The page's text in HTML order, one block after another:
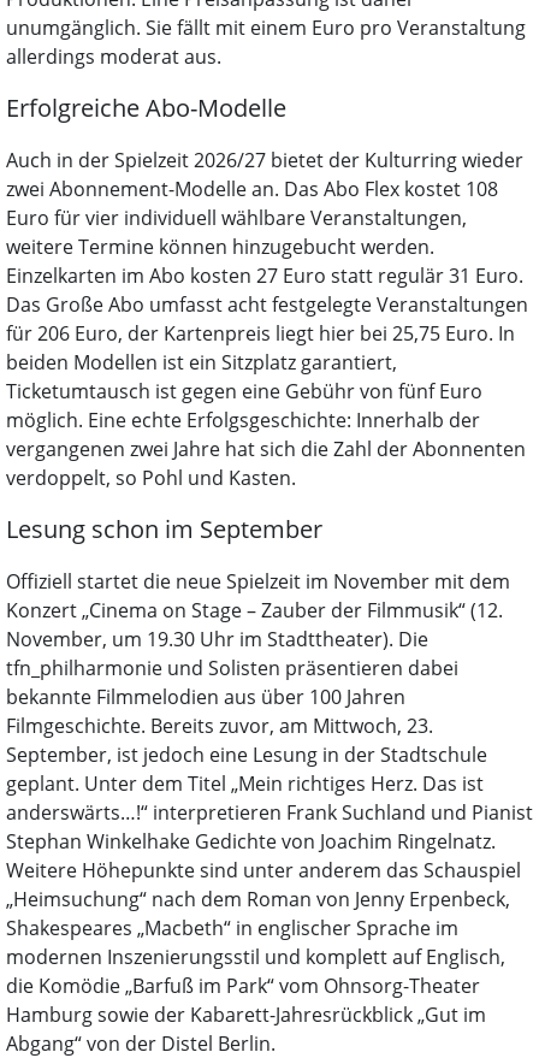
unumgänglich. Sie fällt mit einem Euro pro Veranstaltung
allerdings moderat aus.
Erfolgreiche Abo-Modelle
Auch in der Spielzeit 2026/27 bietet der Kulturring wieder
zwei Abonnement-Modelle an. Das Abo Flex kostet 108
Euro für vier individuell wählbare Veranstaltungen,
weitere Termine können hinzugebucht werden.
Einzelkarten im Abo kosten 27 Euro statt regulär 31 Euro.
Das Große Abo umfasst acht festgelegte Veranstaltungen
für 206 Euro, der Kartenpreis liegt hier bei 25,75 Euro. In
beiden Modellen ist ein Sitzplatz garantiert,
Ticketumtausch ist gegen eine Gebühr von fünf Euro
möglich. Eine echte Erfolgsgeschichte: Innerhalb der
vergangenen zwei Jahre hat sich die Zahl der Abonnenten
verdoppelt, so Pohl und Kasten.
Lesung schon im September
Offiziell startet die neue Spielzeit im November mit dem
Konzert „Cinema on Stage – Zauber der Filmmusik“ (12.
November, um 19.30 Uhr im Stadttheater). Die
tfn_philharmonie und Solisten präsentieren dabei
bekannte Filmmelodien aus über 100 Jahren
Filmgeschichte. Bereits zuvor, am Mittwoch, 23.
September, ist jedoch eine Lesung in der Stadtschule
geplant. Unter dem Titel „Mein richtiges Herz. Das ist
anderswärts…!“ interpretieren Frank Suchland und Pianist
Stephan Winkelhake Gedichte von Joachim Ringelnatz.
Weitere Höhepunkte sind unter anderem das Schauspiel
„Heimsuchung“ nach dem Roman von Jenny Erpenbeck,
Shakespeares „Macbeth“ in englischer Sprache im
modernen Inszenierungsstil und komplett auf Englisch,
die Komödie „Barfuß im Park“ vom Ohnsorg-Theater
Hamburg sowie der Kabarett-Jahresrückblick „Gut im
Abgang“ von der Distel Berlin.